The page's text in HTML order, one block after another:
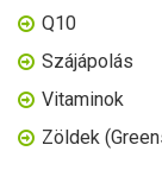
Q10
Szájápolás
Vitaminok
Zöldek